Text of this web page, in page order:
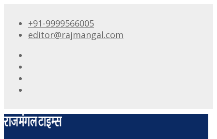
+91-9999566005
editor@rajmangal.com